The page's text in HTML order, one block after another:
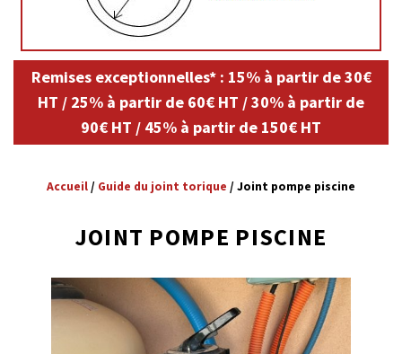
Remises exceptionnelles* : 15% à partir de 30€
HT / 25% à partir de 60€ HT / 30% à partir de
90€ HT / 45% à partir de 150€ HT
Accueil / Guide du joint torique /Joint pompe piscine
JOINT POMPE PISCINE